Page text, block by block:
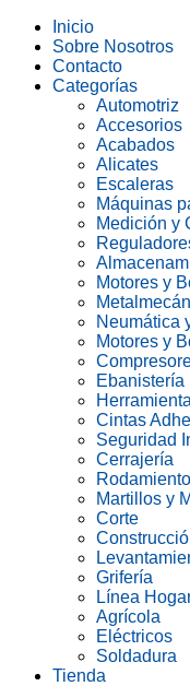
Inicio
Sobre Nosotros
Contacto
Categorías
Automotriz
Accesorios
Acabados
Alicates
Escaleras
Máquinas
Medición y
Motores y
Neumática
Motores y
Ebanistería
Cintas
Seguridad
Cerrajería
Martillos y
Corte
Grifería
Línea
Agrícola
Eléctricos
Soldadura
Tienda